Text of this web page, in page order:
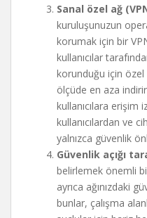
Sanal özel ağ
kuruluşunuzun
korumak için bir
kullanıcılar
korunduğu için özel
ölçüde en aza indirir
kullanıcılara erişim
kullanıcılardan ve
yalnızca güvenlik
Güvenlik açığı
belirlemek önemli
ayrıca ağınızdaki
bunlar, çalışma